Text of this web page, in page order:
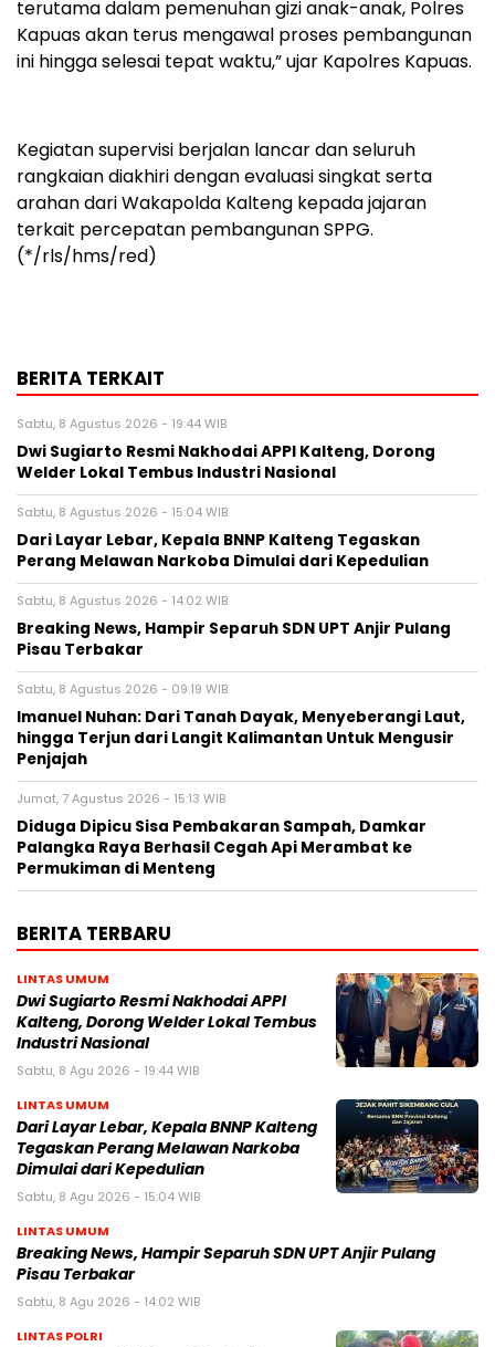
terutama dalam pemenuhan gizi anak-anak, Polres
Kapuas akan terus mengawal proses pembangunan
ini hingga selesai tepat waktu,” ujar Kapolres Kapuas.
Kegiatan supervisi berjalan lancar dan seluruh
rangkaian diakhiri dengan evaluasi singkat serta
arahan dari Wakapolda Kalteng kepada jajaran
terkait percepatan pembangunan SPPG.
(*/rls/hms/red)
BERITA TERKAIT
Sabtu, 8 Agustus 2026 - 19:44 WIB
Dwi Sugiarto Resmi Nakhodai APPI Kalteng, Dorong
Welder Lokal Tembus Industri Nasional
Sabtu, 8 Agustus 2026 - 15:04 WIB
Dari Layar Lebar, Kepala BNNP Kalteng Tegaskan
Perang Melawan Narkoba Dimulai dari Kepedulian
Sabtu, 8 Agustus 2026 - 14:02 WIB
Breaking News, Hampir Separuh SDN UPT Anjir Pulang
Pisau Terbakar
Sabtu, 8 Agustus 2026 - 09:19 WIB
Imanuel Nuhan: Dari Tanah Dayak, Menyeberangi Laut,
hingga Terjun dari Langit Kalimantan Untuk Mengusir
Penjajah
Jumat, 7 Agustus 2026 - 15:13 WIB
Diduga Dipicu Sisa Pembakaran Sampah, Damkar
Palangka Raya Berhasil Cegah Api Merambat ke
Permukiman di Menteng
BERITA TERBARU
LINTAS UMUM
Dwi Sugiarto Resmi Nakhodai APPI
Kalteng, Dorong Welder Lokal Tembus
Industri Nasional
Sabtu, 8 Agu 2026 - 19:44 WIB
LINTAS UMUM
Dari Layar Lebar, Kepala BNNP Kalteng
Tegaskan Perang Melawan Narkoba
Dimulai dari Kepedulian
Sabtu, 8 Agu 2026 - 15:04 WIB
LINTAS UMUM
Breaking News, Hampir Separuh SDN UPT Anjir Pulang
Pisau Terbakar
Sabtu, 8 Agu 2026 - 14:02 WIB
LINTAS POLRI